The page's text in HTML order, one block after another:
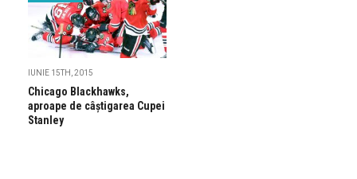
IUNIE 15TH, 2015
Chicago Blackhawks,
aproape de câștigarea Cupei
Stanley